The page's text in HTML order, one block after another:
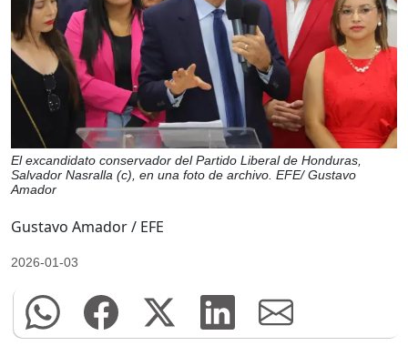
El excandidato conservador del Partido Liberal de Honduras,
Salvador Nasralla (c), en una foto de archivo. EFE/ Gustavo
Amador
Gustavo Amador / EFE
2026-01-03